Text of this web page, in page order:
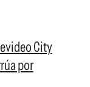
City
por